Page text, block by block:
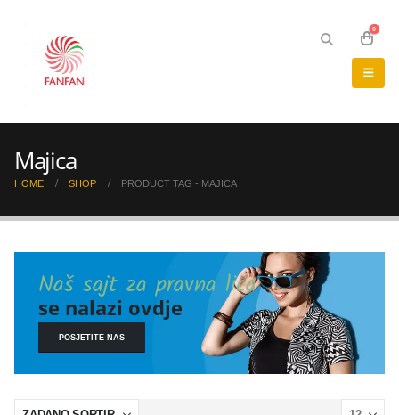
0
Majica
HOME SHOP PRODUCT TAG - MAJICA
Naš sajt za pravna lica
se nalazi ovdje
POSJETITE NAS